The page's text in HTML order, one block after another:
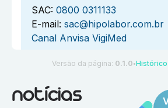
SAC: 0800 0311133
E-mail: sac@hipolabor.com.br
Canal Anvisa VigiMed
Versão da página: 0.1.0 ●
notícias